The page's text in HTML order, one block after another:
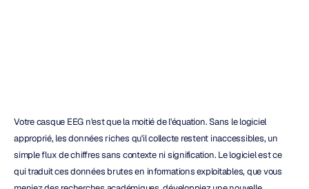
Votre casque EEG n'est que la moitié de l'équation. Sans le logiciel
approprié, les données riches qu'il collecte restent inaccessibles, un
simple flux de chiffres sans contexte ni signification. Le logiciel est ce
qui traduit ces données brutes en informations exploitables, que vous